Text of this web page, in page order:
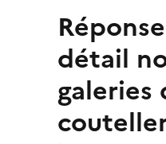
détail